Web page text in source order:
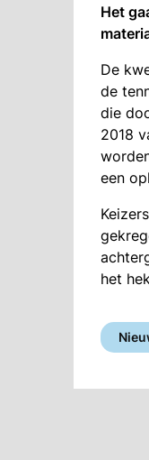
Het
De
de
die
2018
een
het